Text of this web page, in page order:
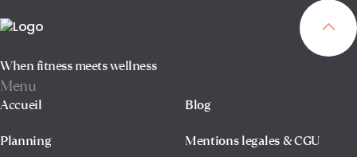
When fitness meets wellness
Menu
Accueil
Planning
Blog
Mentions legales & CGU